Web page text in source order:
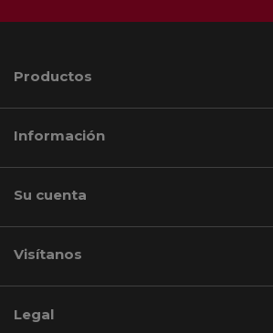
Productos
Información
Su cuenta
Visítanos
Legal